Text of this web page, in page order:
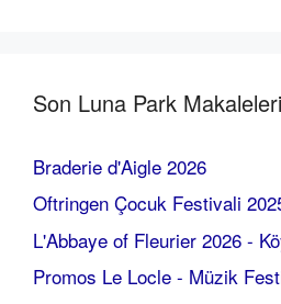
Son Luna Park Makaleleri
Braderie d'Aigle 2026
Oftringen Çocuk Festivali
L'Abbaye of Fleurier 2026 -
Promos Le Locle - Müzik